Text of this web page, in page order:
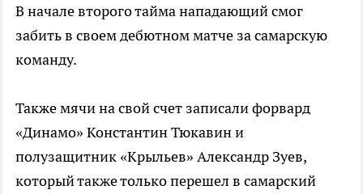
В начале второго тайма нападающий смог
забить в своем дебютном матче за самарскую
команду.
Также мячи на свой счет записали форвард
«Динамо» Константин Тюкавин и
полузащитник «Крыльев» Александр Зуев,
который также только перешел в самарский